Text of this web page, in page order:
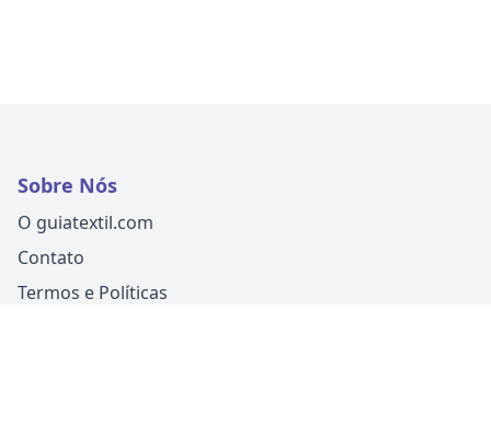
Sobre Nós
O guiatextil.com
Contato
Termos e Políticas